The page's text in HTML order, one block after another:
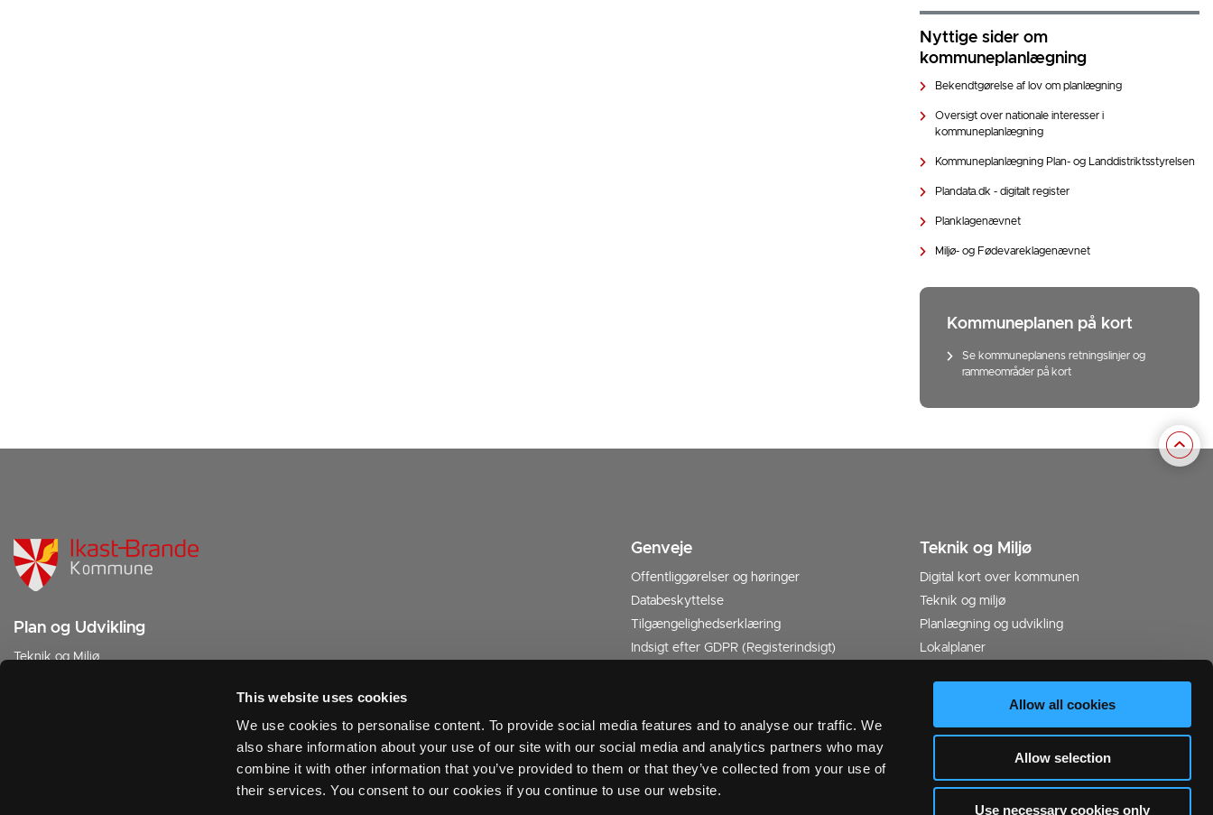
This website uses cookies
We use cookies to personalise content. To provide social media features and to analyse our traffic. We
also share information about your use of our site with our social media and analytics partners who may
combine it with other information that you’ve provided to them or that they’ve collected from your use of
their services. You consent to our cookies if you continue to use our website.
Allow all cookies
Allow selection
Use necessary cookies only
Nyttige sider om
kommuneplanlægning
Bekendtgørelse af lov om planlægning
Oversigt over nationale interesser i
kommuneplanlægning
Kommuneplanlægning Plan- og Landdistriktsstyrelsen
Plandata.dk - digitalt register
Planklagenævnet
Miljø- og Fødevareklagenævnet
Kommuneplanen på kort
Se kommuneplanens retningslinjer og
rammeområder på kort
Plan og Udvikling
Teknik og Miljø
teknikogmiljoomraade@ikast-brande.dk
send e-mail via Digital Post
Genveje
Offentliggørelser og høringer
Databeskyttelse
Tilgængelighedserklæring
Indsigt efter GDPR (Registerindsigt)
Teknik og Miljø
Digital kort over kommunen
Teknik og miljø
Planlægning og udvikling
Lokalplaner